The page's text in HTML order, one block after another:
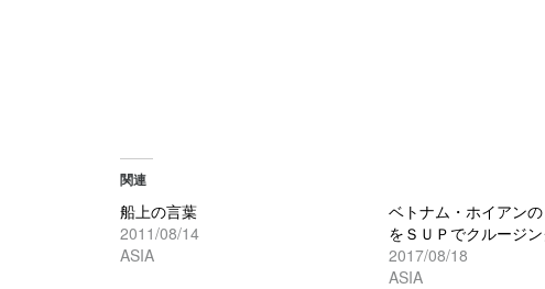
関連
船上の言葉
2011/08/14
ASIA
ベトナム・ホイアン
をＳＵＰでクルージ
2017/08/18
ASIA